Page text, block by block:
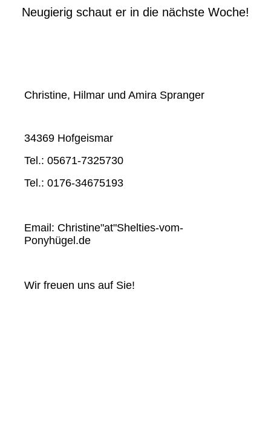
Neugierig schaut er in die nächste Woche!
Christine, Hilmar und Amira Spranger
34369 Hofgeismar
Tel.: 05671-7325730
Tel.: 0176-34675193
Email: Christine"at"Shelties-vom-
Ponyhügel.de
Wir freuen uns auf Sie!